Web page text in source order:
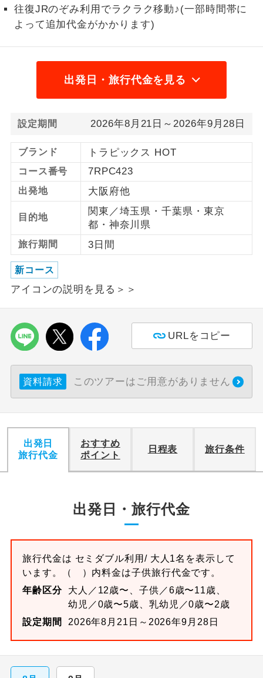
往復JRのぞみ利用でラクラク移動♪(一部時間帯に
よって追加代金がかかります)
出発日・旅行代金を見る
設定期間 2026年8月21日～2026年9月28日
ブランド トラピックス HOT
コース番号 7RPC423
出発地 大阪府他
目的地
関東／埼玉県・千葉県・東京
都・神奈川県
旅行期間 3日間
新コース
アイコンの説明を見る＞＞
URLをコピー
資料請求 このツアーはご用意がありません
出発日
旅行代金
おすすめ
ポイント
日程表 旅行条件
出発日・旅行代金
旅行代金は セミダブル利用/ 大人1名を表示して
います。
（ ）内料金は子供旅行代金です。
年齢区分
大人／12歳〜、子供／6歳〜11歳、
幼児／0歳〜5歳、乳幼児／0歳〜2歳
設定期間
2026年8月21日～2026年9月28日
おひとり様参
おひとり様限定でご参加いただけるコー
コースです。
す。
女性限定
女性限定でご参加いただけるコースで
す。
年齢制限あり
ご参加にあたり年齢に制限があるコース
です。
航空会社指定
利用航空会社が指定なので、ご出発の計
画にとても便利です。
ホテル指定
ご紹介するホテルを指定したコースで
おひとり様バ
ス2席利用
す。